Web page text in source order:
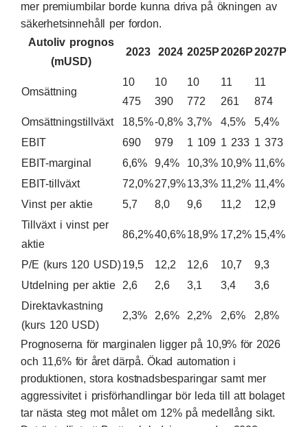
mer premiumbilar borde kunna driva på ökningen av
säkerhetsinnehåll per fordon.
Autoliv prognos
(mUSD)
2023 2024 2025P2026P2027P
Omsättning
10
475
10
390
10
772
11
261
11
874
Omsättningstillväxt
18,5%-0,8% 3,7% 4,5%
5,4%
EBIT
690 979 1 109 1 233 1 373
EBIT-marginal
6,6% 9,4% 10,3% 10,9% 11,6%
EBIT-tillväxt
72,0%27,9%13,3% 11,2% 11,4%
Vinst per aktie
5,7 8,0 9,6 11,2
12,9
Tillväxt i vinst per
aktie
86,2%40,6%18,9% 17,2% 15,4%
P/E (kurs 120 USD)19,5 12,2 12,6 10,7
9,3
Utdelning per aktie
2,6 2,6 3,1 3,4
3,6
Direktavkastning
(kurs 120 USD)
2,3% 2,6% 2,2% 2,6% 2,8%
Prognoserna för marginalen ligger på 10,9% för 2026
och 11,6% för året därpå. Ökad automation i
produktionen, stora kostnadsbesparingar samt mer
aggressivitet i prisförhandlingar bör leda till att bolaget
tar nästa steg mot målet om 12% på medellång sikt.